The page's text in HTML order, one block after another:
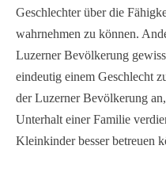
Geschlechter über die
wahrnehmen zu können.
Luzerner Bevölkerung
eindeutig einem Geschlecht
der Luzerner Bevölkerung
Unterhalt einer Familie
Kleinkinder besser betreuen